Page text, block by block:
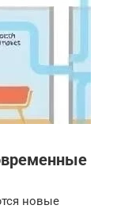
новые